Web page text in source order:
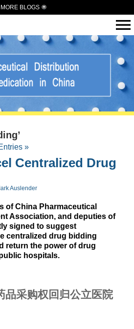
MORE BLOGS
»
Centralized Drug
Auslender
of China Pharmaceutical
Association, and deputies of
signed to suggest
centralized drug bidding
return the power of drug
hospitals.
品采购权回归公立医院